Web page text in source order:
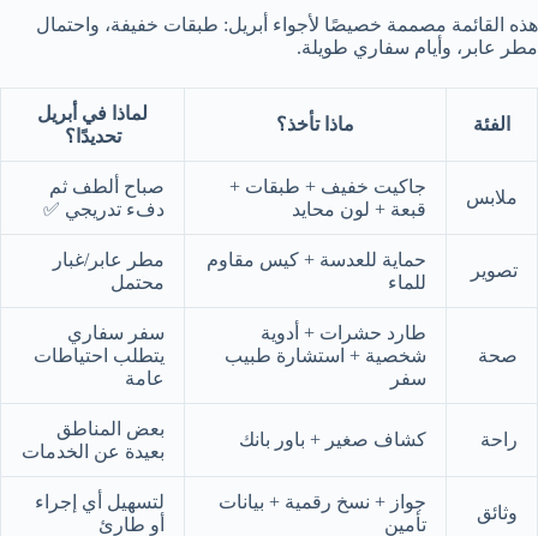
هذه القائمة مصممة خصيصًا لأجواء أبريل: طبقات خفيفة، واحتمال
مطر عابر، وأيام سفاري طويلة.
الفئة ماذا تأخذ؟
لماذا في أبريل
تحديدًا؟
ملابس
جاكيت خفيف + طبقات +
قبعة + لون محايد
صباح ألطف ثم
دفء تدريجي ✅
تصوير
حماية للعدسة + كيس مقاوم
للماء
مطر عابر/غبار
محتمل
صحة
طارد حشرات + أدوية
شخصية + استشارة طبيب
سفر
سفر سفاري
يتطلب احتياطات
عامة
راحة كشاف صغير + باور بانك
بعض المناطق
بعيدة عن الخدمات
وثائق
جواز + نسخ رقمية + بيانات
تأمين
لتسهيل أي إجراء
أو طارئ